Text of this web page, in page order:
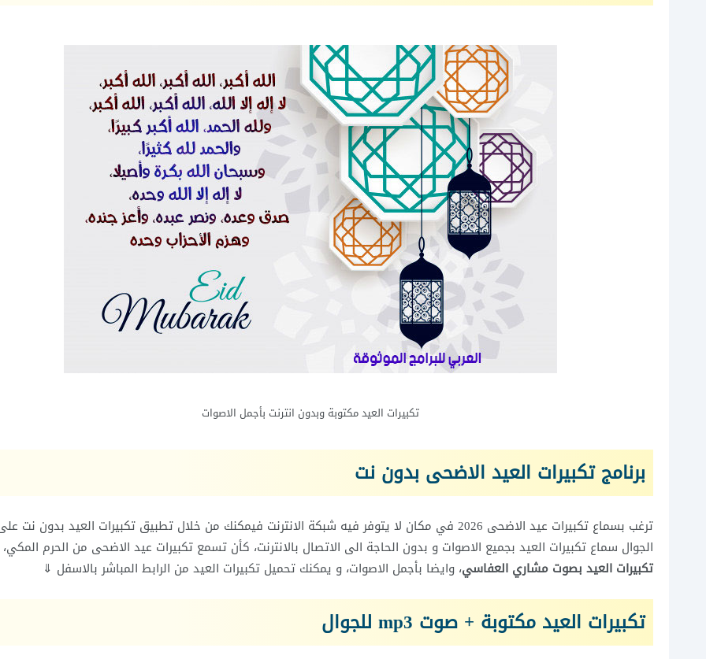
تكبيرات العيد مكتوبة وبدون انترنت بأجمل الاصوات
برنامج تكبيرات العيد الاضحى بدون نت
ترغب بسماع تكبيرات عيد الاضحى 2026 في مكان لا يتوفر فيه شبكة الانترنت فيمكنك من خلال تطبيق تكبيرات العيد بدون نت
الجوال سماع تكبيرات العيد بجميع الاصوات و بدون الحاجة الى الاتصال بالانترنت، كأن تسمع تكبيرات عيد الاضحى من الحرم المكي،
تكبيرات العيد بصوت مشاري العفاسي، وايضا بأجمل الاصوات، و يمكنك تحميل تكبيرات العيد من الرابط المباشر بالاسفل ⇓
تكبيرات العيد مكتوبة + صوت mp3 للجوال